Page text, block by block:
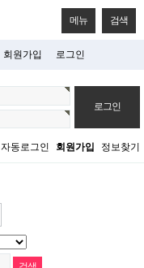
메뉴 검색
회원가입 로그인
자동로그인 회원가입 정보찾기